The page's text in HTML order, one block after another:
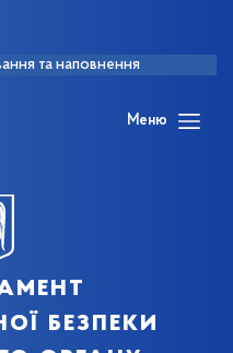
та наповнення
Меню
безпеки